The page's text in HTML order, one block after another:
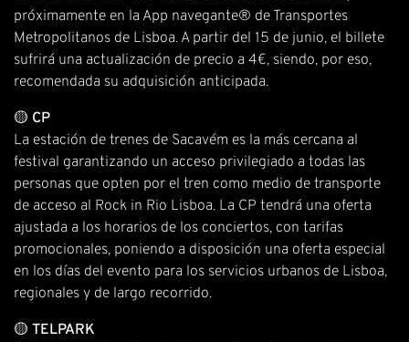
próximamente en la App navegante® de Transportes
Metropolitanos de Lisboa. A partir del 15 de junio, el billete
sufrirá una actualización de precio a 4€, siendo, por eso,
recomendada su adquisición anticipada.
🟡 CP
La estación de trenes de Sacavém es la más cercana al
festival garantizando un acceso privilegiado a todas las
personas que opten por el tren como medio de transporte
de acceso al Rock in Rio Lisboa. La CP tendrá una oferta
ajustada a los horarios de los conciertos, con tarifas
promocionales, poniendo a disposición una oferta especial
en los días del evento para los servicios urbanos de Lisboa,
regionales y de largo recorrido.
🟡 TELPARK